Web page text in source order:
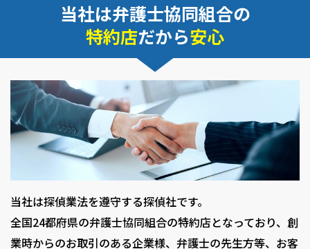
当社は弁護士協同組合の
特約店だから安心
当社は探偵業法を遵守する探偵社です。
全国24都府県の弁護士協同組合の特約店となっており、創
業時からのお取引のある企業様、弁護士の先生方等、お客